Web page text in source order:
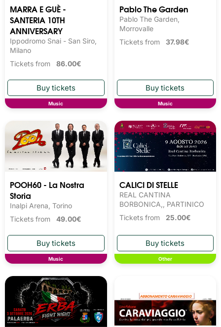
MARRA E GUÈ -
SANTERIA 10TH
ANNIVERSARY
Ippodromo Snai - San Siro,
Milano
Tickets from 86.00€
Music
Pablo The Garden
Pablo The Garden,
Morrovalle
Tickets from 37.98€
Music
POOH60 - La Nostra
Storia
Inalpi Arena, Torino
Tickets from 49.00€
Music
CALICI DI STELLE
REAL CANTINA
BORBONICA,, PARTINICO
Tickets from 25.00€
Other